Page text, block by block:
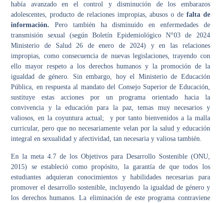
había avanzado en el control y disminución de los embarazos
adolescentes, producto de relaciones impropias, abusos o de falta de
información. Pero también ha disminuido en enfermedades de
transmisión sexual (según Boletín Epidemiológico N°03 de 2024
Ministerio de Salud 26 de enero de 2024) y en las relaciones
impropias, como consecuencia de nuevas legislaciones, trayendo con
ello mayor respeto a los derechos humanos y la promoción de la
igualdad de género. Sin embargo, hoy el Ministerio de Educación
Pública, en respuesta al mandato del Consejo Superior de Educación,
sustituye estas acciones por un programa orientado hacia la
convivencia y la educación para la paz, temas muy necesarios y
valiosos, en la coyuntura actual; y por tanto bienvenidos a la malla
curricular, pero que no necesariamente velan por la salud y educación
integral en sexualidad y afectividad, tan necesaria y valiosa también.
En la meta 4.7 de los Objetivos para Desarrollo Sostenible (ONU,
2015) se estableció como propósito, la garantía de que todos los
estudiantes adquieran conocimientos y habilidades necesarias para
promover el desarrollo sostenible, incluyendo la igualdad de género y
los derechos humanos. La eliminación de este programa contraviene